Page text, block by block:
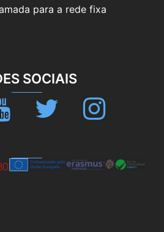
para a rede fixa
SOCIAIS
Youtube Twitter Instagram